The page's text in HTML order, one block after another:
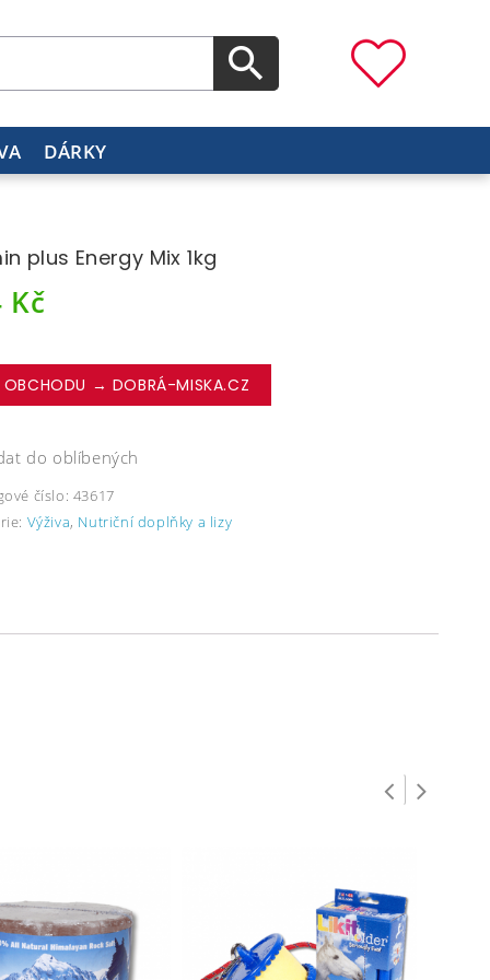
DÁRKY
plus Energy Mix 1kg
Kč
→ DOBRÁ-MISKA.CZ
do oblíbených
číslo: 43617
Výživa, Nutriční doplňky a lizy